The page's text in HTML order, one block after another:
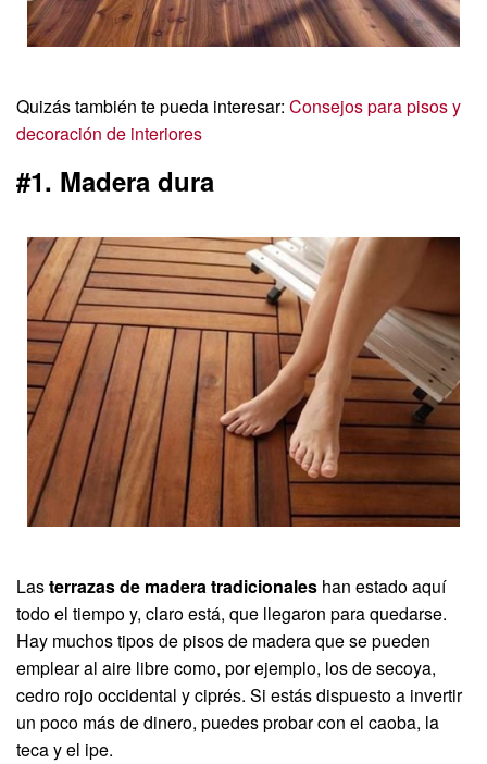
Quizás también te pueda interesar: Consejos para pisos y
decoración de interiores
#1. Madera dura
Lasterrazas de madera tradicionales han estado aquí
todo el tiempo y, claro está, que llegaron para quedarse.
Hay muchos tipos de pisos de madera que se pueden
emplear al aire libre como, por ejemplo, los de secoya,
cedro rojo occidental y ciprés. Si estás dispuesto a invertir
un poco más de dinero, puedes probar con el caoba, la
teca y el ipe.